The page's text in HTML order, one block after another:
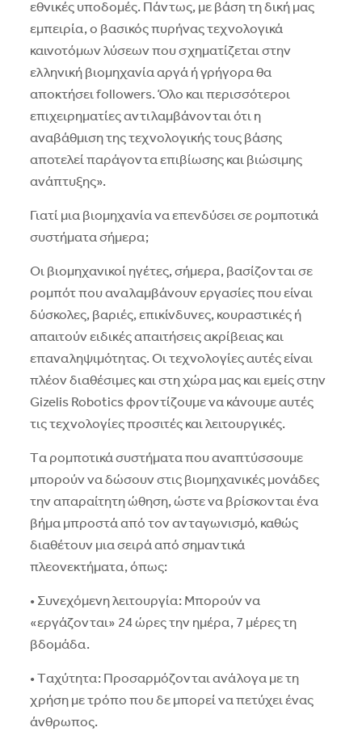
εθνικές υποδομές. Πάντως, με βάση τη δική μας
εμπειρία, ο βασικός πυρήνας τεχνολογικά
καινοτόμων λύσεων που σχηματίζεται στην
ελληνική βιομηχανία αργά ή γρήγορα θα
αποκτήσει followers. Όλο και περισσότεροι
επιχειρηματίες αντιλαμβάνονται ότι η
αναβάθμιση της τεχνολογικής τους βάσης
αποτελεί παράγοντα επιβίωσης και βιώσιμης
ανάπτυξης».
Γιατί μια βιομηχανία να επενδύσει σε ρομποτικά
συστήματα σήμερα;
Oι βιομηχανικοί ηγέτες, σήμερα, βασίζονται σε
ρομπότ που αναλαμβάνουν εργασίες που είναι
δύσκολες, βαριές, επικίνδυνες, κουραστικές ή
απαιτούν ειδικές απαιτήσεις ακρίβειας και
επαναληψιμότητας. Oι τεχνολογίες αυτές είναι
πλέον διαθέσιμες και στη χώρα μας και εμείς στην
Gizelis Robotics φροντίζουμε να κάνουμε αυτές
τις τεχνολογίες προσιτές και λειτουργικές.
Tα ρομποτικά συστήματα που αναπτύσσουμε
μπορούν να δώσουν στις βιομηχανικές μονάδες
την απαραίτητη ώθηση, ώστε να βρίσκονται ένα
βήμα μπροστά από τον ανταγωνισμό, καθώς
διαθέτουν μια σειρά από σημαντικά
πλεονεκτήματα, όπως:
• Συνεχόμενη λειτουργία: Mπορούν να
«εργάζονται» 24 ώρες την ημέρα, 7 μέρες τη
βδομάδα.
• Tαχύτητα: Προσαρμόζονται ανάλογα με τη
χρήση με τρόπο που δε μπορεί να πετύχει ένας
άνθρωπος.